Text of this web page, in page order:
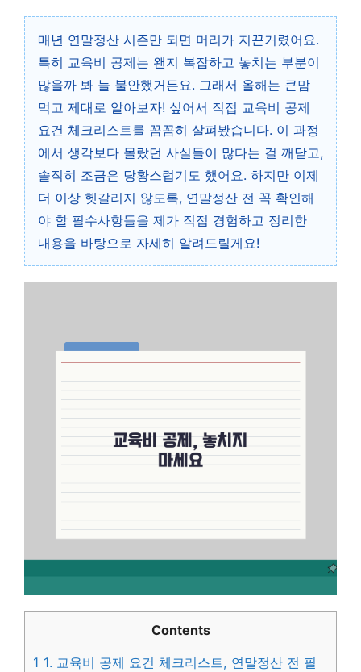
매년 연말정산 시즌만 되면 머리가 지끈거렸어요.
특히 교육비 공제는 왠지 복잡하고 놓치는 부분이
많을까 봐 늘 불안했거든요. 그래서 올해는 큰맘
먹고 제대로 알아보자! 싶어서 직접 교육비 공제
요건 체크리스트를 꼼꼼히 살펴봤습니다. 이 과정
에서 생각보다 몰랐던 사실들이 많다는 걸 깨닫고,
솔직히 조금은 당황스럽기도 했어요. 하지만 이제
더 이상 헷갈리지 않도록, 연말정산 전 꼭 확인해
야 할 필수사항들을 제가 직접 경험하고 정리한
내용을 바탕으로 자세히 알려드릴게요!
Contents
1 1. 교육비 공제 요건 체크리스트, 연말정산 전 필